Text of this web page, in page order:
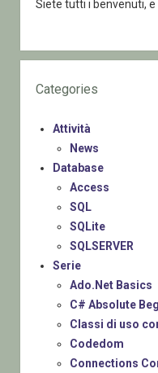
Siete tutti i benvenuti, e
Categories
Attività
News
Database
Access
SQL
SQLite
SQLSERVER
Serie
Ado.Net Basics
C# Absolute
Classi di uso
Codedom
Connections